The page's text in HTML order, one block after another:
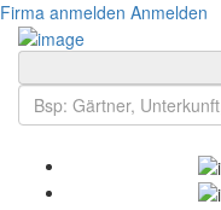
Firma anmelden Anmelden